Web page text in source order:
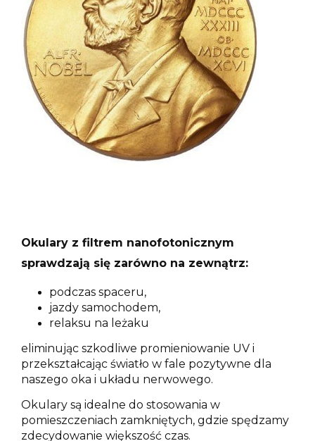
Okulary z filtrem nanofotonicznym
sprawdzają się zarówno na zewnątrz:
podczas spaceru,
jazdy samochodem,
relaksu na leżaku
eliminując szkodliwe promieniowanie UV i
przekształcając światło w fale pozytywne dla
naszego oka i układu nerwowego.
Okulary są idealne do stosowania w
pomieszczeniach zamkniętych, gdzie spędzamy
zdecydowanie większość czas.